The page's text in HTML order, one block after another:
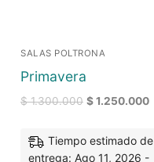
SALAS POLTRONA
Primavera
$1.300.000 $1.250.000
Tiempo estimado de
entrega: Ago 11, 2026 -